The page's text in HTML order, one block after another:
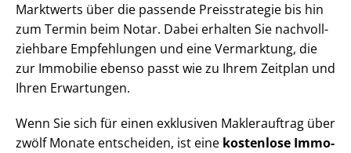
Marktwerts über die passende Preisstrategie bis hin
zum Termin beim Notar. Dabei erhalten Sie nach­voll­
zieh­ba­re Empfehlungen und eine Vermarktung, die
zur Immobilie ebenso passt wie zu Ihrem Zeitplan und
Ihren Erwartungen.
Wenn Sie sich für einen exklusiven Maklerauftrag über
zwölf Monate entscheiden, ist eine kostenlose Im­mo­